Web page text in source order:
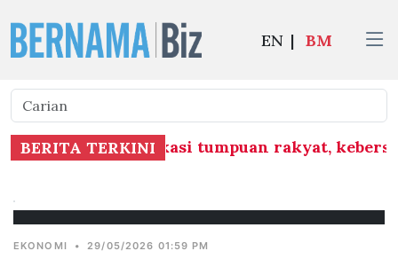
EN | BM
BERITA TERKINI
ambil kira lokasi tumpuan rakyat,
EKONOMI • 29/05/2026 01:59 PM